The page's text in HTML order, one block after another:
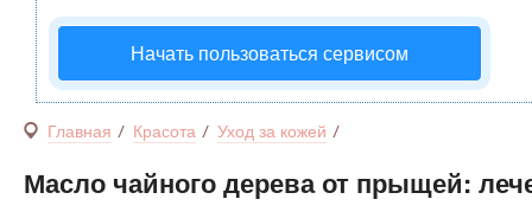
Начать пользоваться сервисом
Главная Красота Уход за кожей
Масло чайного дерева от прыщей: